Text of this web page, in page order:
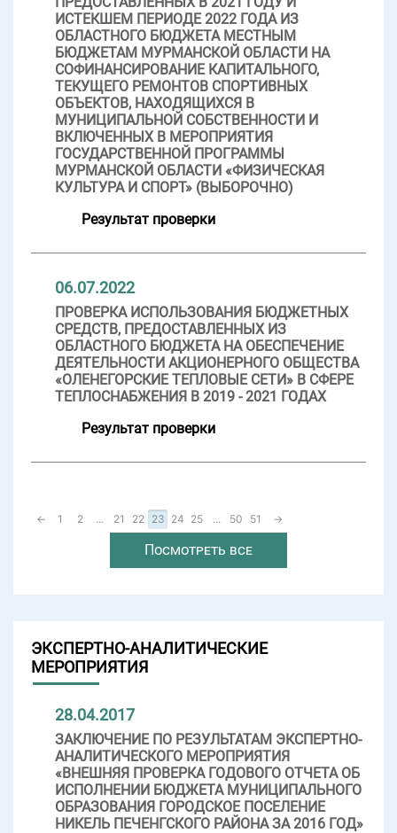
ИСТЕКШЕМ ПЕРИОДЕ 2022 ГОДА ИЗ
ОБЛАСТНОГО БЮДЖЕТА МЕСТНЫМ
БЮДЖЕТАМ МУРМАНСКОЙ ОБЛАСТИ НА
СОФИНАНСИРОВАНИЕ КАПИТАЛЬНОГО,
ТЕКУЩЕГО РЕМОНТОВ СПОРТИВНЫХ
ОБЪЕКТОВ, НАХОДЯЩИХСЯ В
МУНИЦИПАЛЬНОЙ СОБСТВЕННОСТИ И
ВКЛЮЧЕННЫХ В МЕРОПРИЯТИЯ
ГОСУДАРСТВЕННОЙ ПРОГРАММЫ
МУРМАНСКОЙ ОБЛАСТИ «ФИЗИЧЕСКАЯ
КУЛЬТУРА И СПОРТ» (ВЫБОРОЧНО)
Результат проверки
06.07.2022
ПРОВЕРКА ИСПОЛЬЗОВАНИЯ БЮДЖЕТНЫХ
СРЕДСТВ, ПРЕДОСТАВЛЕННЫХ ИЗ
ОБЛАСТНОГО БЮДЖЕТА НА ОБЕСПЕЧЕНИЕ
ДЕЯТЕЛЬНОСТИ АКЦИОНЕРНОГО ОБЩЕСТВА
«ОЛЕНЕГОРСКИЕ ТЕПЛОВЫЕ СЕТИ» В СФЕРЕ
ТЕПЛОСНАБЖЕНИЯ В 2019 - 2021 ГОДАХ
Результат проверки
← 1 2 ... 21 22 23 24 25 ... 50 51 →
Посмотреть все
ЭКСПЕРТНО-АНАЛИТИЧЕСКИЕ
МЕРОПРИЯТИЯ
28.04.2017
ЗАКЛЮЧЕНИЕ ПО РЕЗУЛЬТАТАМ ЭКСПЕРТНО-
АНАЛИТИЧЕСКОГО МЕРОПРИЯТИЯ
«ВНЕШНЯЯ ПРОВЕРКА ГОДОВОГО ОТЧЕТА ОБ
ИСПОЛНЕНИИ БЮДЖЕТА МУНИЦИПАЛЬНОГО
ОБРАЗОВАНИЯ ГОРОДСКОЕ ПОСЕЛЕНИЕ
НИКЕЛЬ ПЕЧЕНГСКОГО РАЙОНА ЗА 2016 ГОД»